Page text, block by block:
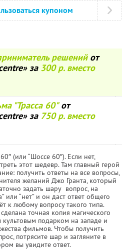
купоном
решений от
за 300 р. вместо
"Трасса 60"от
за750 р. вместо
(или “Шоссе 60″). Если нет,
этот шедевр. Там главный герой
получить ответы на все вопросы,
желаний Джо Гранта, который
задать шару вопрос, на
или “нет” и он даст ответ общего
к любому вопросу такого типа.
точная копия магического
подарком на западе и
фильмов. Чтобы получить
потрясите шар и загляните в
вы увидите ответ.